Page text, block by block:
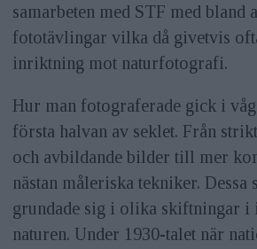
samarbeten med STF med bland
fototävlingar vilka då givetvis
inriktning mot naturfotografi.
Hur man fotograferade gick i
första halvan av seklet. Från
och avbildande bilder till mer
nästan måleriska tekniker. Dessa
grundade sig i olika skiftningar
naturen. Under 1930-talet när